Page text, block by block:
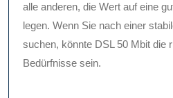
alle anderen, die Wert auf eine
legen. Wenn Sie nach einer
suchen, könnte DSL 50 Mbit die
Bedürfnisse sein.